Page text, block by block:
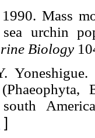
1990. Mass
urchin
Biology
]